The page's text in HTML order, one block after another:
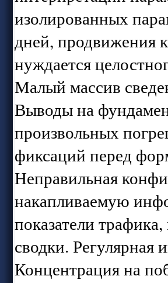
изолированных
дней, продвижения
нуждается
Малый массив
Выводы на
произвольных
фиксаций перед
Неправильная
накапливаемую
показатели
сводки. Регулярная
Концентрация на